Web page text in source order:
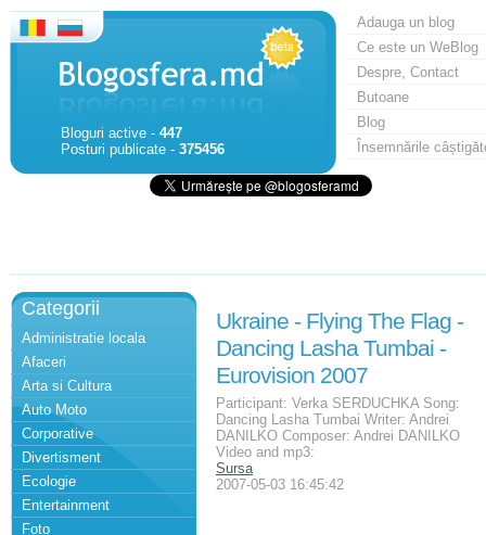
Bloguri active - 447
Posturi publicate - 375456
Adauga un blog
Ce este un WeBlog
Despre, Contact
Butoane
Blog
Însemnările
Categorii
Administratie locala
Afaceri
Arta si Cultura
Auto Moto
Corporative
Divertisment
Ecologie
Entertainment
Foto
Ukraine - Flying The Flag -
Dancing Lasha Tumbai -
Eurovision 2007
Participant: Verka SERDUCHKA Song:
Dancing Lasha Tumbai Writer: Andrei
DANILKO Composer: Andrei DANILKO
Video and mp3:
Sursa
2007-05-03 16:45:42